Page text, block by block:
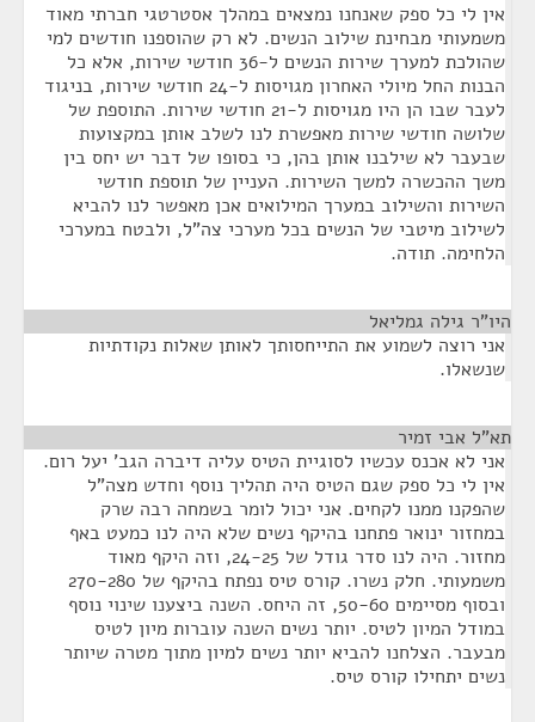
אין לי כל ספק שאנחנו נמצאים במהלך אסטרטגי חברתי מאוד
משמעותי מבחינת שילוב הנשים. לא רק שהוספנו חודשים למי
שהולכת למערך שירות הנשים ל-36 חודשי שירות, אלא כל
הבנות החל מיולי האחרון מגויסות ל-24 חודשי שירות, בניגוד
לעבר שבו הן היו מגויסות ל-21 חודשי שירות. התוספת של
שלושה חודשי שירות מאפשרת לנו לשלב אותן במקצועות
שבעבר לא שילבנו אותן בהן, כי בסופו של דבר יש יחס בין
משך ההכשרה למשך השירות. העניין של תוספת חודשי
השירות והשילוב במערך המילואים אכן מאפשר לנו להביא
לשילוב מיטבי של הנשים בכל מערכי צה"ל, ולבטח במערכי
הלחימה. תודה.
היו"ר גילה גמליאל
אני רוצה לשמוע את התייחסותך לאותן שאלות נקודתיות
שנשאלו.
תא"ל אבי זמיר
אני לא אכנס עכשיו לסוגיית הטיס עליה דיברה הגב' יעל רום.
אין לי כל ספק שגם הטיס היה תהליך נוסף וחדש מצה"ל
שהפקנו ממנו לקחים. אני יכול לומר בשמחה רבה שרק
במחזור ינואר פתחנו בהיקף נשים שלא היה לנו כמעט באף
מחזור. היה לנו סדר גודל של 24-25, וזה היקף מאוד
משמעותי. חלק נשרו. קורס טיס נפתח בהיקף של 270-280
ובסוף מסיימים 50-60, זה היחס. השנה ביצענו שינוי נוסף
במודל המיון לטיס. יותר נשים השנה עוברות מיון לטיס
מבעבר. הצלחנו להביא יותר נשים למיון מתוך מטרה שיותר
נשים יתחילו קורס טיס.